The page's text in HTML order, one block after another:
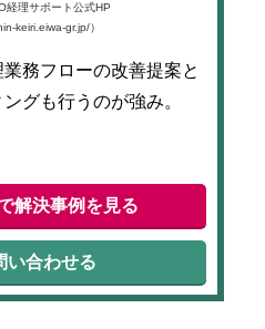
経理サポート公式HP
keiri.eiwa-gr.jp/）
務フローの改善提案と
グも行うのが強み。
解決事例を見る
い合わせる